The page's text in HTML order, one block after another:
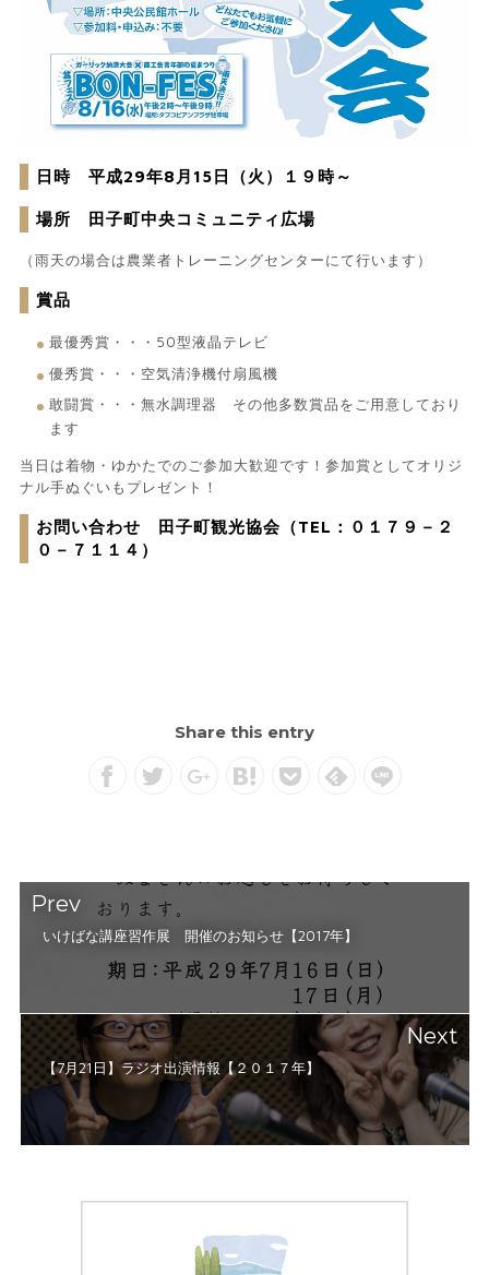
日時 平成29年8月15日（火）１９時～
場所 田子町中央コミュニティ広場
（雨天の場合は農業者トレーニングセンターにて行います）
賞品
最優秀賞・・・50型液晶テレビ
優秀賞・・・空気清浄機付扇風機
敢闘賞・・・無水調理器 その他多数賞品をご用意しており
ます
当日は着物・ゆかたでのご参加大歓迎です！参加賞としてオリジ
ナル手ぬぐいもプレゼント！
お問い合わせ 田子町観光協会（TEL：０１７９－２
０－７１１４）
Share this entry
Prev
いけばな講座習作展 開催のお知らせ【2017年】
Next
【7月21日】ラジオ出演情報【２０１７年】